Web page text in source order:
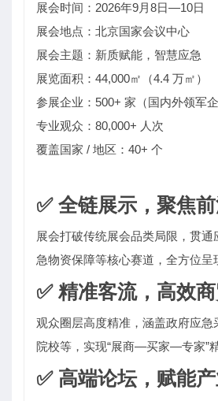
展会时间：2026年9月8日—10日
展会地点：北京国家会议中心
展会主题：新质赋能，智慧应急
展览面积：44,000㎡（4.4 万㎡）
参展企业：500+ 家（国内外领军
专业观众：80,000+ 人次
覆盖国家 / 地区：40+ 个
✅ 全链展示，聚焦
展会打破传统展会品类局限，贯
急物资保障等核心赛道，全方位呈
✅ 精准客流，高效
观众圈层高度精准，涵盖政府应
院校等，实现“展商—买家—专家”
✅ 高端论坛，赋能